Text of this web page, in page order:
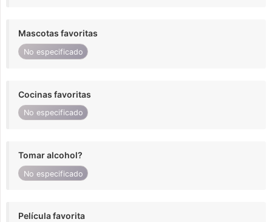
Mascotas favoritas
No especificado
Cocinas favoritas
No especificado
Tomar alcohol?
No especificado
Película favorita